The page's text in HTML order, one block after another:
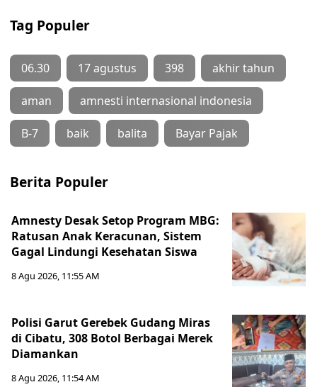
Tag Populer
06.30 17 agustus 398 akhir tahun
aman amnesti internasional indonesia
B-7 baik balita Bayar Pajak
Berita Populer
Amnesty Desak Setop Program MBG:
Ratusan Anak Keracunan, Sistem
Gagal Lindungi Kesehatan Siswa
8 Agu 2026, 11:55 AM
Polisi Garut Gerebek Gudang Miras
di Cibatu, 308 Botol Berbagai Merek
Diamankan
8 Agu 2026, 11:54 AM